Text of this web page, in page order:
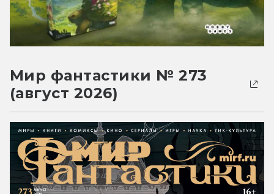
Мир фантастики № 273
(август 2026)